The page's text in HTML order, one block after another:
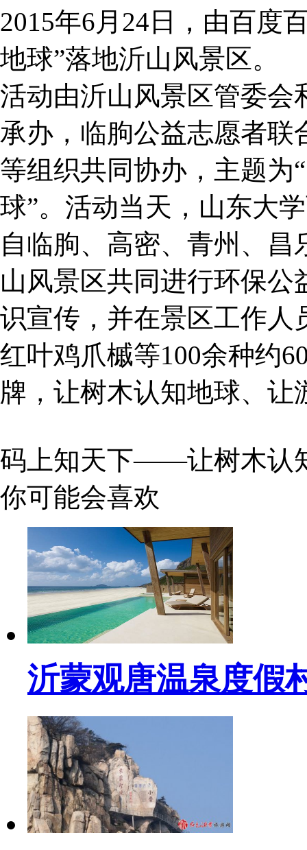
2015年6月24日，由百度
地球”落地沂山风景区。
活动由沂山风景区管委会
承办，临朐公益志愿者联
等组织共同协办，主题
球”。活动当天，山东大
自临朐、高密、青州、
山风景区共同进行环保
识宣传，并在景区工作人
红叶鸡爪槭等100余种约
牌，让树木认知地球、
码上知天下——让树木认
你可能会喜欢
沂蒙观唐温泉度假